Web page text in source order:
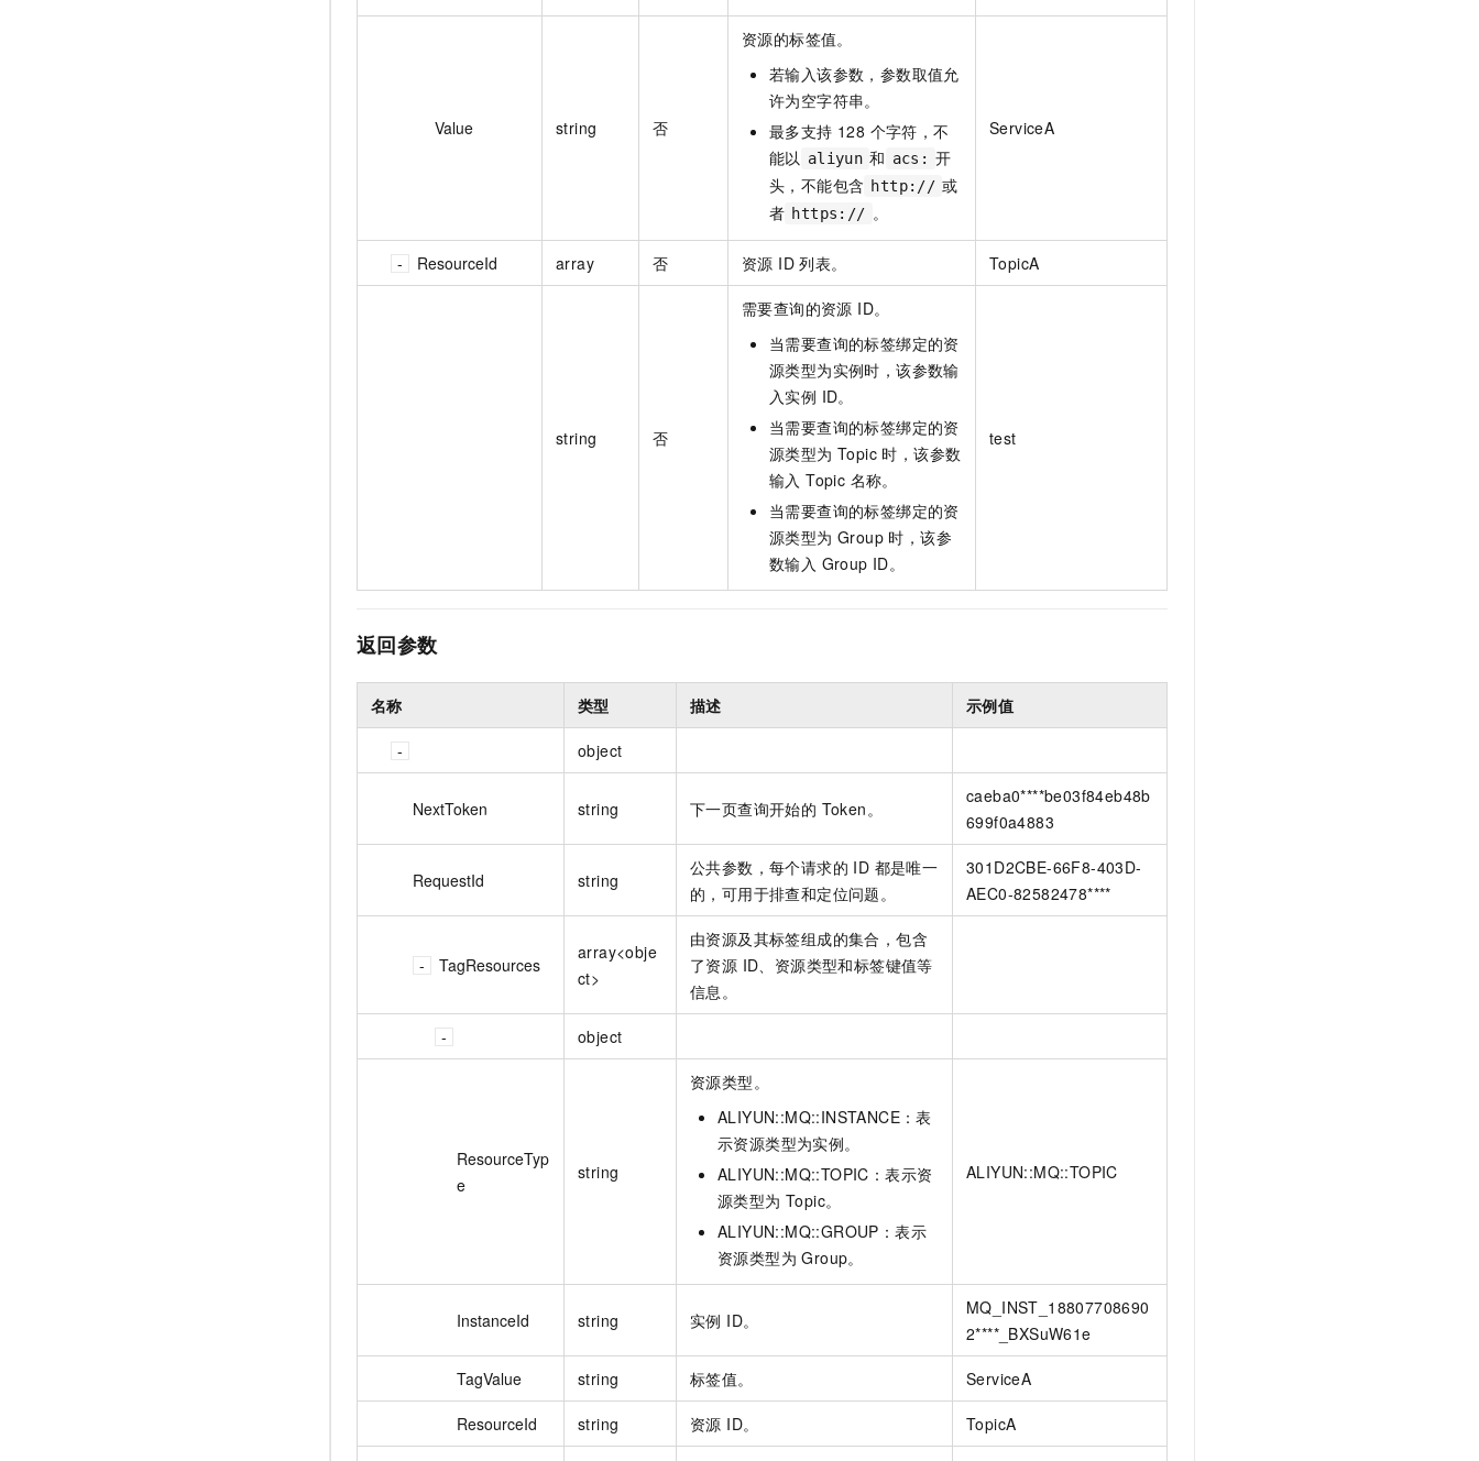
Value string 否
资源的标签值。
若输入该参数，参数取值允
许为空字符串。
最多支持 128 个字符，不
能以
aliyun 和 acs: 开
头，不能包含 http:// 或
者 https:// 。
ServiceA
ResourceId array 否 资源 ID 列表。 TopicA
string 否
需要查询的资源 ID。
当需要查询的标签绑定的资
源类型为实例时，该参数输
入实例 ID。
当需要查询的标签绑定的资
源类型为 Topic 时，该参数
输入 Topic 名称。
当需要查询的标签绑定的资
源类型为 Group 时，该参
数输入 Group ID。
test
返回参数
名称 类型 描述 示例值
object
NextToken string 下一页查询开始的 Token。
caeba0****be03f84eb48b
699f0a4883
RequestId string
公共参数，每个请求的 ID 都是唯一
的，可用于排查和定位问题。
301D2CBE-66F8-403D-
AEC0-82582478****
TagResources
array<obje
ct>
由资源及其标签组成的集合，包含
了资源 ID、资源类型和标签键值等
信息。
object
ResourceTyp
e
string
资源类型。
ALIYUN::MQ::INSTANCE：表
示资源类型为实例。
ALIYUN::MQ::TOPIC：表示资
源类型为 Topic。
ALIYUN::MQ::GROUP：表示
资源类型为 Group。
ALIYUN::MQ::TOPIC
InstanceId string 实例 ID。
MQ_INST_18807708690
2****_BXSuW61e
TagValue string 标签值。 ServiceA
ResourceId string 资源 ID。 TopicA